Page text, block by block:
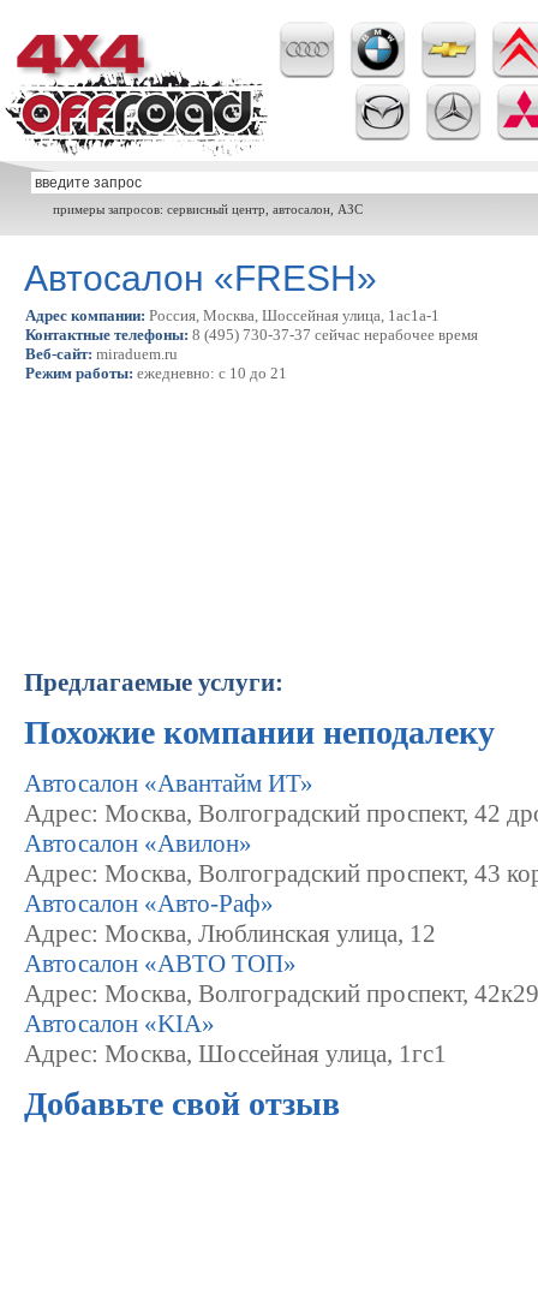
примеры запросов: сервисный центр, автосалон, АЗС
Автосалон «FRESH»
Адрес компании: Россия, Москва, Шоссейная улица, 1ас1а-1
Контактные телефоны: 8 (495) 730-37-37 сейчас нерабочее время
Веб-сайт: miraduem.ru
Режим работы: ежедневно: с 10 до 21
Предлагаемые услуги:
Похожие компании неподалеку
Автосалон «Авантайм ИТ»
Адрес: Москва, Волгоградский проспект, 42
Автосалон «Авилон»
Адрес: Москва, Волгоградский проспект, 43
Автосалон «Авто-Раф»
Адрес: Москва, Люблинская улица, 12
Автосалон «АВТО ТОП»
Адрес: Москва, Волгоградский проспект, 42к29
Автосалон «KIA»
Адрес: Москва, Шоссейная улица, 1гс1
Добавьте свой отзыв